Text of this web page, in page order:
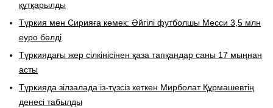
құтқарылды
Түркия мен Сирияға көмек: Әйгілі футболшы Месси 3,5 млн
еуро бөлді
Түркиядағы жер сілкінісінен қаза тапқандар саны 17 мыңнан
асты
Түркияда зілзалада із-түзсіз кеткен Мирболат Құрмашевтің
денесі табылды